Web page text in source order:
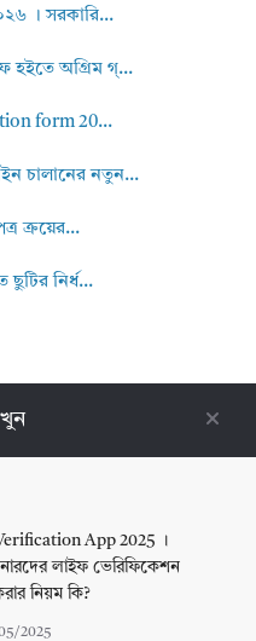
। সরকারি...
হইতে অগ্রিম গ্...
form 20...
চালানের নতুন...
ক্রয়ের...
নির্ধ...
App 2025 ।
লাইফ ভেরিফিকেশন
নিয়ম কি?
2025